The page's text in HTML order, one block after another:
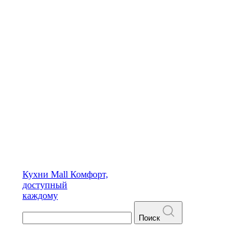
Кухни Mall Комфорт,
доступный
каждому
Поиск